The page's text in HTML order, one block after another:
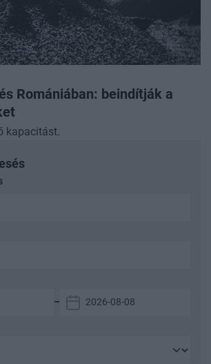
Romániában: beindítják a
kapacitást.
–